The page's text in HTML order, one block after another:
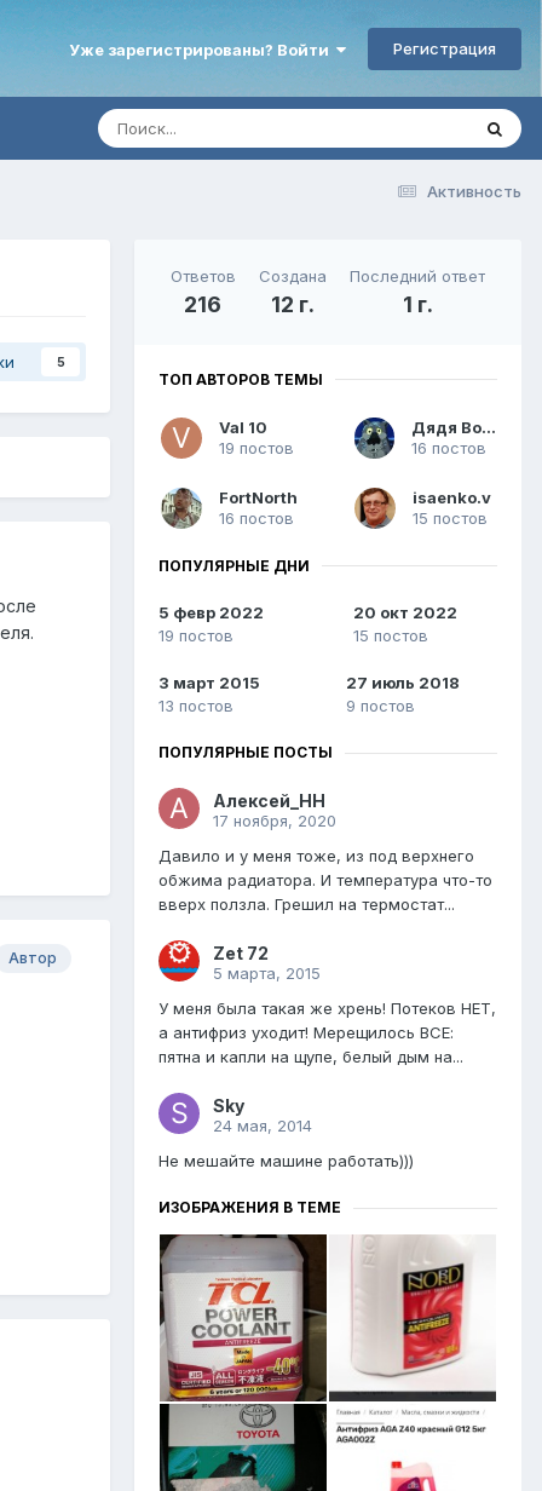
Уже зарегистрированы? Войти Регистрация
Активность
5
Автор
Ответов
216
Создана
12 г.
Последний ответ
1 г.
ТОП АВТОРОВ ТЕМЫ
Val 10
19 постов
Дядя Вова
16 постов
FоrtNorth
16 постов
isaenko.v
15 постов
ПОПУЛЯРНЫЕ ДНИ
5 февр 2022
19 постов
20 окт 2022
15 постов
3 март 2015
13 постов
27 июль 2018
9 постов
ПОПУЛЯРНЫЕ ПОСТЫ
Алексей_НН
17 ноября, 2020
Давило и у меня тоже, из под верхнего
обжима радиатора. И температура что-то
вверх ползла. Грешил на термостат...
Zet 72
5 марта, 2015
У меня была такая же хрень! Потеков НЕТ,
а антифриз уходит! Мерещилось ВСЕ:
пятна и капли на щупе, белый дым на...
Sky
24 мая, 2014
Не мешайте машине работать)))
ИЗОБРАЖЕНИЯ В ТЕМЕ